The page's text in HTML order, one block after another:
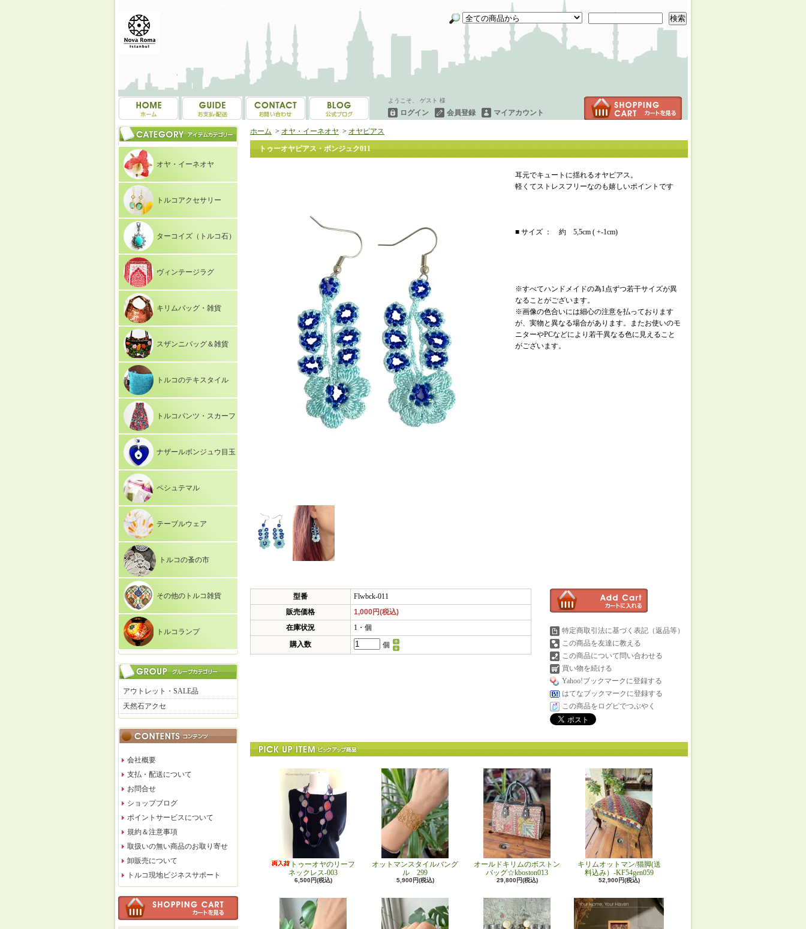
検索
ようこそ、 ゲスト 様
ログイン 会員登録 マイアカウント
オヤ・イーネオヤ
トルコアクセサリー
ターコイズ（トルコ石）
ヴィンテージラグ
キリムバッグ・雑貨
スザンニバッグ＆雑貨
トルコのテキスタイル
トルコパンツ・スカーフ
ナザールボンジュウ目玉
ペシュテマル
テーブルウェア
トルコの蚤の市
その他のトルコ雑貨
トルコランプ
アウトレット・SALE品
天然石アクセ
会社概要
支払・配送について
お問合せ
ショップブログ
ポイントサービスについて
規約＆注意事項
取扱いの無い商品のお取り寄せ
卸販売について
トルコ現地ビジネスサポート
ホーム > オヤ・イーネオヤ > オヤピアス
トゥーオヤピアス・ボンジュク011
耳元でキュートに揺れるオヤピアス。
軽くてストレスフリーなのも嬉しいポイントです
■ サイズ ： 約 5,5cm ( +-1cm)
※すべてハンドメイドの為1点ずつ若干サイズが異
なることがございます。
※画像の色合いには細心の注意を払っております
が、実物と異なる場合があります。またお使いのモ
ニターやPCなどにより若干異なる色に見えること
がございます。
型番
Flwbck-011
販売価格
1,000円(税込)
在庫状況
1・個
購入数
個
特定商取引法に基づく表記（返品等）
この商品を友達に教える
この商品について問い合わせる
買い物を続ける
Yahoo!ブックマークに登録する
はてなブックマークに登録する
この商品をログピでつぶやく
トゥーオヤのリーフ
ネックレス-003
6,500円(税込)
オットマンスタイルバング
ル 299
5,900円(税込)
オールドキリムのボストン
バッグ☆kboston013
29,800円(税込)
キリムオットマン/猫脚(送
料込み）-KF54gen059
52,900円(税込)